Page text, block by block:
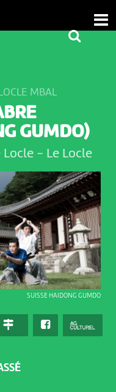
SUISSE HAIDONG GUMDO
MBAL
GUMDO)
Locle - Le Locle